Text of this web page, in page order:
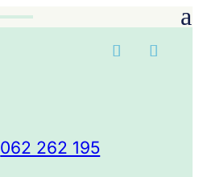
062 262 195